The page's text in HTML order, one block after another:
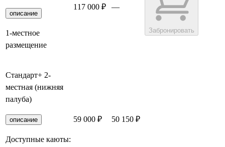
описание
1-местное
размещение
117 000 ₽ —
Забронировать
Стандарт+ 2-
местная (нижняя
палуба)
описание
Доступные каюты:
59 000 ₽ 50 150 ₽